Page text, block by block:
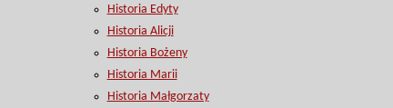
Historia Edyty
Historia Alicji
Historia Bożeny
Historia Marii
Historia Małgorzaty